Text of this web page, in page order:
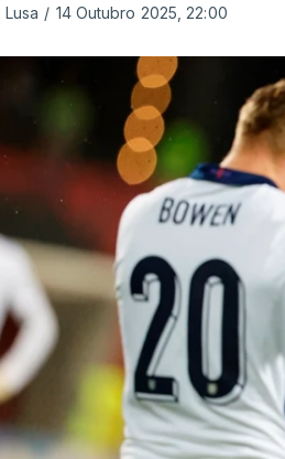
Lusa / 14 Outubro 2025, 22:00